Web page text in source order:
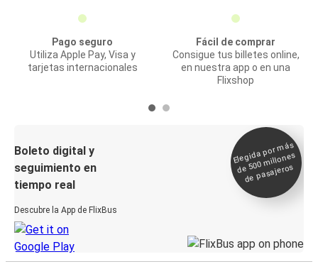
Pago seguro
Utiliza Apple Pay, Visa y
tarjetas internacionales
Fácil de comprar
Consigue tus billetes online,
en nuestra app o en una
Flixshop
Boleto digital y
seguimiento en
tiempo real
Descubre la App de FlixBus
Elegida por
más
de 500
millones
de pasajeros